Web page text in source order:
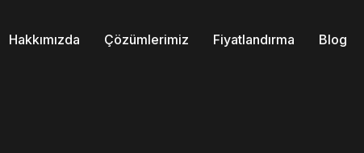
Hakkımızda Çözümlerimiz Fiyatlandırma Blog